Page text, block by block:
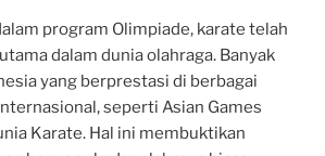
program Olimpiade, karate telah
dalam dunia olahraga. Banyak
yang berprestasi di berbagai
seperti Asian Games
Karate. Hal ini membuktikan